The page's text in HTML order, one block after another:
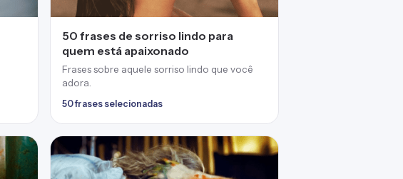
50 frases de sorriso lindo para
quem está apaixonado
Frases sobre aquele sorriso lindo que você
adora.
50 frases selecionadas